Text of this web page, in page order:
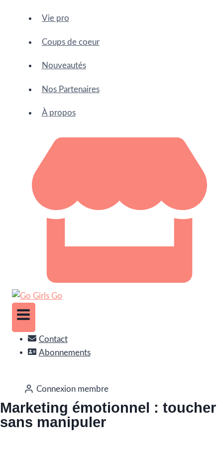
Vie pro
Coups de coeur
Nouveautés
Nos Partenaires
À propos
Contact
Abonnements
Connexion membre
Marketing émotionnel : toucher
sans manipuler